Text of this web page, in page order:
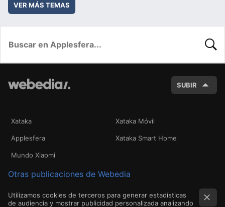
VER MÁS TEMAS
SUBIR
Xataka Xataka Móvil
Applesfera Xataka Smart Home
Mundo Xiaomi
Otras publicaciones de Webedia
Utilizamos cookies de terceros para generar estadísticas
de audiencia y mostrar publicidad personalizada analizando